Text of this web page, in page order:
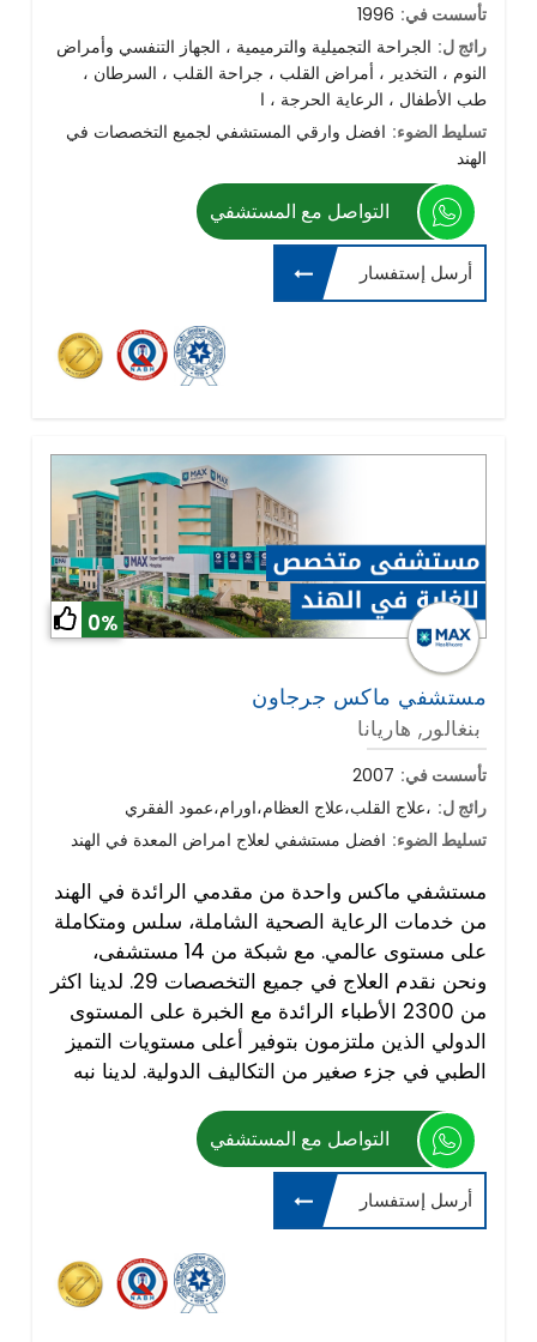
تأسست في: 1996
رائج ل: الجراحة التجميلية والترميمية ، الجهاز التنفسي وأمراض
النوم ، التخدير ، أمراض القلب ، جراحة القلب ، السرطان ،
طب الأطفال ، الرعاية الحرجة ، ا
تسليط الضوء: افضل وارقي المستشفي لجميع التخصصات في
الهند
التواصل مع المستشفي
أرسل إستفسار
0%
مستشفي ماكس جرجاون
بنغالور, هاريانا
تأسست في: 2007
رائج ل: علاج القلب،علاج العظام،اورام،عمود الفقري،
تسليط الضوء: افضل مستشفي لعلاج امراض المعدة في الهند
مستشفي ماكس واحدة من مقدمي الرائدة في الهند
من خدمات الرعاية الصحية الشاملة، سلس ومتكاملة
على مستوى عالمي. مع شبكة من 14 مستشفى،
ونحن نقدم العلاج في جميع التخصصات 29. لدينا اكثر
من 2300 الأطباء الرائدة مع الخبرة على المستوى
الدولي الذين ملتزمون بتوفير أعلى مستويات التميز
الطبي في جزء صغير من التكاليف الدولية. لدينا نبه
التواصل مع المستشفي
أرسل إستفسار